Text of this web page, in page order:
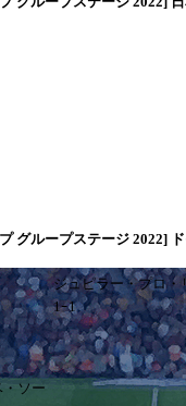
グループステージ 2022]
ジュピラー・プロ・
1ｰ1
・ソー